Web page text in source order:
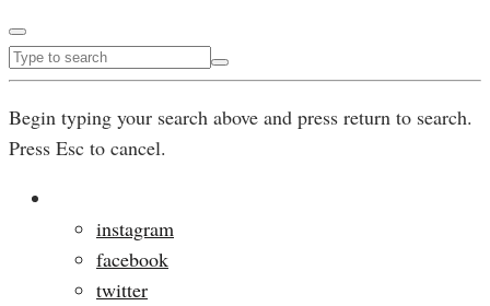
Begin typing your search above and press return to search.
Press Esc to cancel.
instagram
facebook
twitter